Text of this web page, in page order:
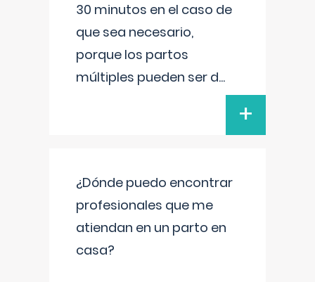
30 minutos en el caso de
que sea necesario,
porque los partos
múltiples pueden ser d...
+
¿Dónde puedo encontrar
profesionales que me
atiendan en un parto en
casa?